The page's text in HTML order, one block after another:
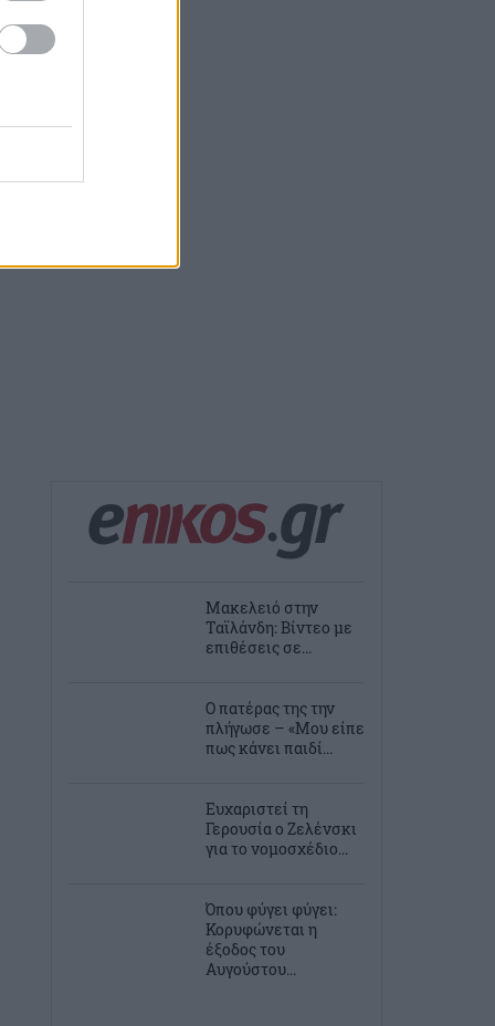
Μακελειό στην
Ταϊλάνδη: Βίντεο με
επιθέσεις σε...
Ο πατέρας της την
πλήγωσε – «Μου είπε
πως κάνει παιδί...
Ευχαριστεί τη
Γερουσία ο Ζελένσκι
για το νομοσχέδιο...
Όπου φύγει φύγει:
Κορυφώνεται η
έξοδος του
Αυγούστου...